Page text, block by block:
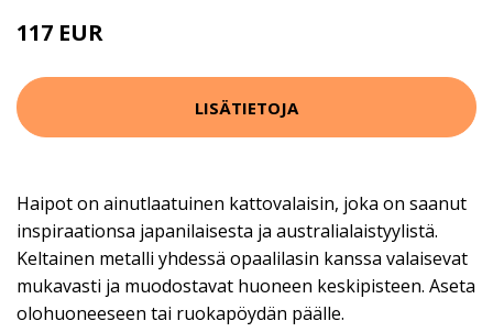
117 EUR
LISÄTIETOJA
Haipot on ainutlaatuinen kattovalaisin, joka on saanut
inspiraationsa japanilaisesta ja australialaistyylistä.
Keltainen metalli yhdessä opaalilasin kanssa valaisevat
mukavasti ja muodostavat huoneen keskipisteen. Aseta
olohuoneeseen tai ruokapöydän päälle.